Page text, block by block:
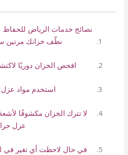
نصائح خدمات الرياض للحفاظ
نظّف خزانك مرتين
افحص الخزان دوريًا
استخدم مواد
لا تترك الخزان مكشوفًا
عزل
في حال لاحظت أي تغير في